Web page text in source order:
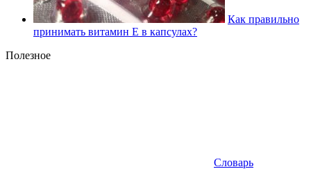
Как правильно
принимать витамин Е в капсулах?
Полезное
Словарь